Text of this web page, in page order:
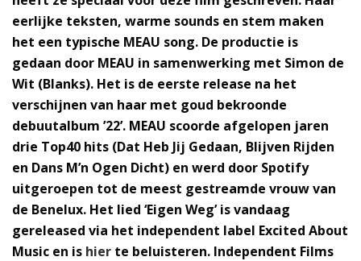
eerlijke teksten, warme sounds en stem maken
het een typische MEAU song. De productie is
gedaan door MEAU in samenwerking met Simon de
Wit (Blanks). Het is de eerste release na het
verschijnen van haar met goud bekroonde
debuutalbum ’22’. MEAU scoorde afgelopen jaren
drie Top40 hits (Dat Heb Jij Gedaan, Blijven Rijden
en Dans M’n Ogen Dicht) en werd door Spotify
uitgeroepen tot de meest gestreamde vrouw van
de Benelux. Het lied ‘Eigen Weg’ is vandaag
gereleased via het independent label Excited About
Music en is hier te beluisteren. Independent Films